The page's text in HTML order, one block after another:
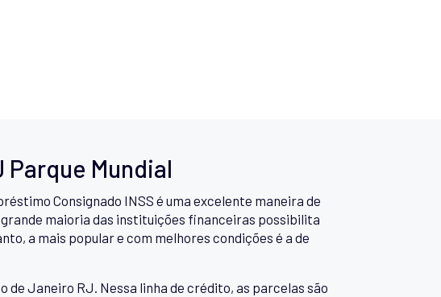
Mundial
Consignado INSS é uma excelente maneira de
maioria das instituições financeiras possibilita
a mais popular e com melhores condições é a de
de Janeiro RJ. Nessa linha de crédito, as parcelas são